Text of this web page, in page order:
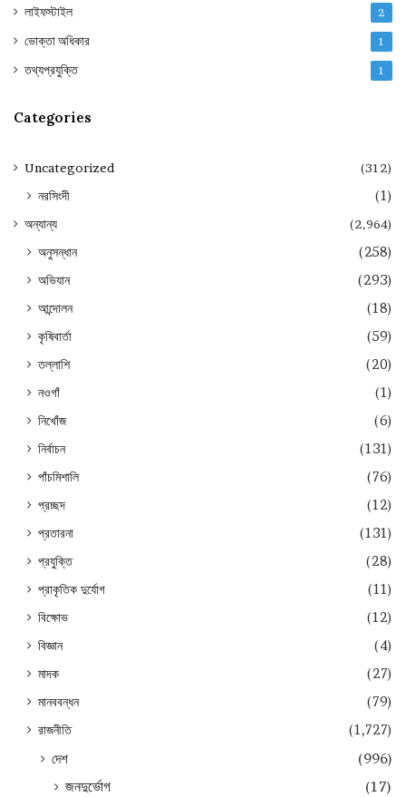
লাইফস্টাইল 2
ভোক্তা অধিকার 1
তথ্যপ্রযুক্তি 1
Categories
Uncategorized (312)
নরসিংদী (1)
অন্যান্য (2,964)
অনুসন্ধান
(258)
অভিযান
(293)
আন্দোলন
(18)
কৃষিবার্তা
(59)
তল্লাশি
(20)
নওগাঁ
(1)
নিখোঁজ
(6)
নির্বাচন
(131)
পাঁচমিশালি
(76)
প্রচ্ছদ
(12)
প্রতারনা
(131)
প্রযুক্তি
(28)
প্রাকৃতিক দুর্যোগ
(11)
বিক্ষোভ
(12)
বিজ্ঞান
(4)
মাদক
(27)
মানববন্ধন
(79)
রাজনীতি
(1,727)
দেশ
(996)
জনদুর্ভোগ
(17)